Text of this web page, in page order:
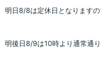
明日8/8は定休日となりますの
明後日8/9は10時より通常通り